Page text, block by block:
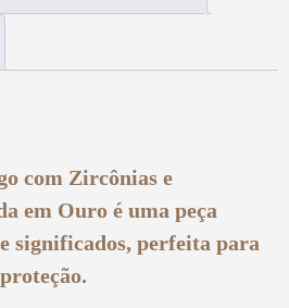
com Zircônias e
em Ouro é uma peça
significados, perfeita para